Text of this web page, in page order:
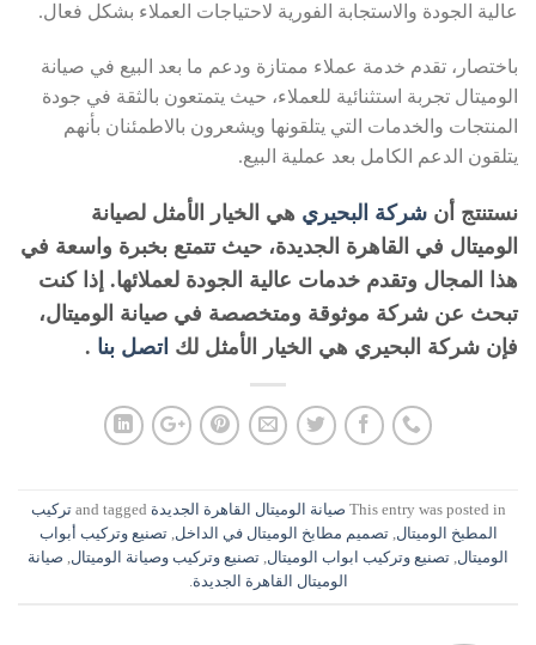
عالية الجودة والاستجابة الفورية لاحتياجات العملاء بشكل فعال.
باختصار، تقدم خدمة عملاء ممتازة ودعم ما بعد البيع في صيانة
الوميتال تجربة استثنائية للعملاء، حيث يتمتعون بالثقة في جودة
المنتجات والخدمات التي يتلقونها ويشعرون بالاطمئنان بأنهم
يتلقون الدعم الكامل بعد عملية البيع.
نستنتج أن شركة البحيري هي الخيار الأمثل لصيانة
الوميتال في القاهرة الجديدة، حيث تتمتع بخبرة واسعة في
هذا المجال وتقدم خدمات عالية الجودة لعملائها. إذا كنت
تبحث عن شركة موثوقة ومتخصصة في صيانة الوميتال،
فإن شركة البحيري هي الخيار الأمثل لك اتصل بنا .
This entry was posted in صيانة الوميتال القاهرة الجديدة
تركيب
المطبخ الوميتال,تصميم مطابخ الوميتال في الداخل,تصنيع وتركيب أبواب
الوميتال, تصنيع وتركيب ابواب الوميتال, تصنيع وتركيب وصيانة الوميتال, صيانة
الوميتال القاهرة الجديدة.